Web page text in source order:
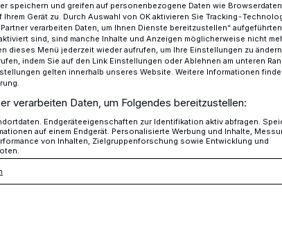
Bernd Herrmann
speichern und greifen auf personenbezogene Daten wie
Ihrem Gerät zu. Durch Auswahl von OK aktivieren Sie Tracking-
verarbeiten Daten, um Ihnen Dienste bereitzustellen“ aufgeführten
sind, sind manche Inhalte und Anzeigen möglicherweise nicht
dieses Menü jederzeit wieder aufrufen, um Ihre Einstellungen zu
indem Sie auf den Link Einstellungen oder Ablehnen am unteren
gelten innerhalb unseres Website. Weitere Informationen
verarbeiten Daten, um Folgendes bereitzustellen:
Endgeräteeigenschaften zur Identifikation aktiv abfragen.
auf einem Endgerät. Personalisierte Werbung und Inhalte,
von Inhalten, Zielgruppenforschung sowie Entwicklung und